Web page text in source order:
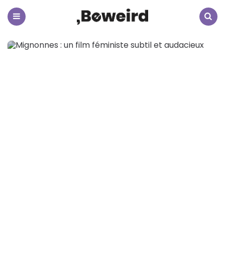
Beweird